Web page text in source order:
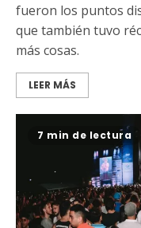
fueron los puntos
que también tuvo
más cosas.
LEER MÁS
7 min de lectura